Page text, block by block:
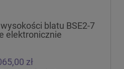
blatu BSE2-7
elektronicznie
zł